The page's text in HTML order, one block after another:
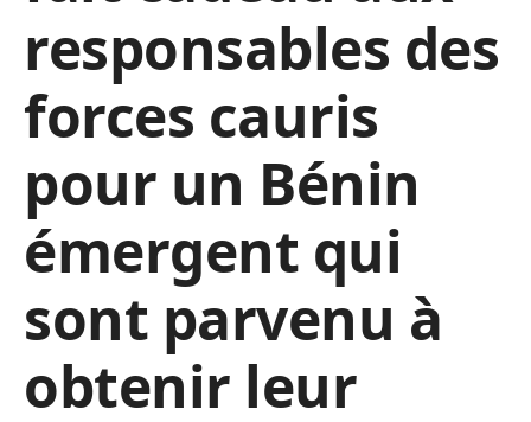
responsables des
forces cauris
pour un Bénin
émergent qui
sont parvenu à
obtenir leur